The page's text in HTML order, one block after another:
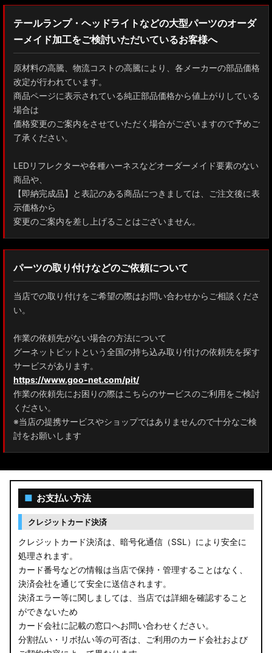
テールランプ・ヘッドライトなどの大型パーツのオーダ
ーメイド加工をご検討いただいているお客様へ
原材料の高騰、物流コストの高騰により、各メーカーの部品価格
改定が行われています。
商品ページに表示されている純正部品価格から値上がりしている
場合は
価格変更のご案内をさせていただく場合がございますので予めご
了承ください。
LEDリフレクターや各種ハーネスなどオーダーメイド要素のない
商品や、
【即納完成品】と表記のある商品につきましては、ご注文後に表
示価格から
変更のご案内を差し上げることはございません。
パーツの取り付けなどのご依頼について
当店での取り付けをご希望の際はお問い合わせからご相談くださ
い。
作業の依頼先がない場合の方法について
グーネットピットという全国の持ち込み取り付けの依頼先を探す
サービスがあります。
https://www.goo-net.com/pit/
作業の依頼先にお困りの際はこちらのサービスのご利用をご検討
ください。
※当店の提携サービスやショップではありませんので十分なご検
討をお願いします
■ お支払い方法
クレジットカード決済
クレジットカード決済は、暗号化通信（SSL）により安全に
処理されます。
カード番号などの情報は当店で保持・管理することはなく、
決済会社を通じて安全に送信されます。
決済エラー等に関しましては、当店では詳細を確認すること
ができないため
カード会社に記載の窓口へお問い合わせください。
分割払い・リボ払い等の可否は、ご利用のカード会社および